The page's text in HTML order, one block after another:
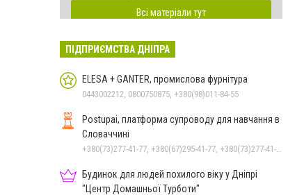
Всі матеріали тут
ПІДПРИЄМСТВА ДНІПРА
ELESA + GANTER, промислова фурнітура
0443002212, 0800750875, +380(98)011-84-55
Postupai, платформа супроводу для навчання в
Словаччині
Будинок для людей похилого віку у Дніпрі
"Центр Домашньої Турботи"